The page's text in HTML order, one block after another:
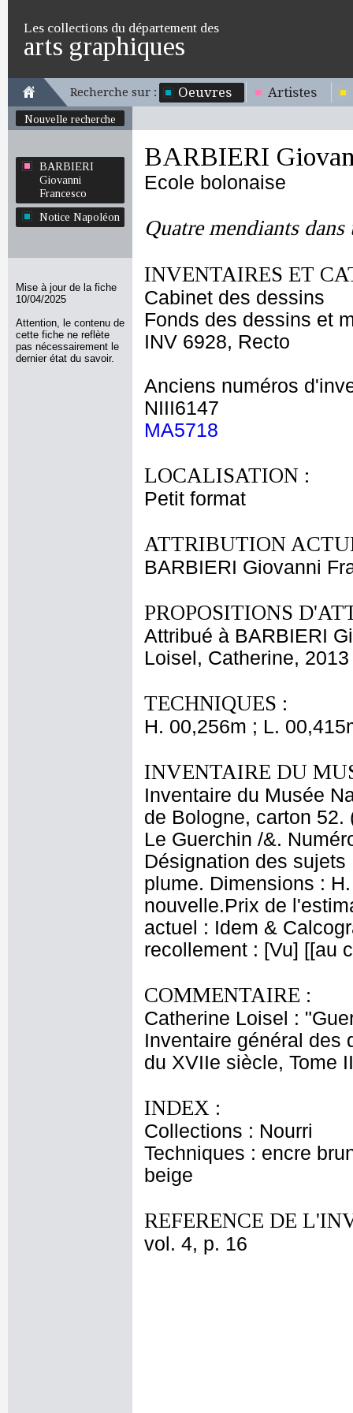
Les collections du département des
arts graphiques
Recherche sur : Oeuvres Artistes
Nouvelle recherche
BARBIERI
Giovanni
Francesco
Notice Napoléon
Mise à jour de la fiche
10/04/2025
Attention, le contenu de
cette fiche ne reflète
pas nécessairement le
dernier état du savoir.
BARBIERI
Ecole bolonaise
Quatre mendiants dans
INVENTAIRES ET
Cabinet des dessins
Fonds des dessins et
INV 6928, Recto
Anciens numéros
NIII6147
MA5718
LOCALISATION :
Petit format
ATTRIBUTION
BARBIERI Giovanni
PROPOSITIONS
Attribué à BARBIERI
Loisel, Catherine, 2013
TECHNIQUES :
H. 00,256m ; L.
INVENTAIRE DU
Inventaire du Musée
de Bologne, carton 52.
Le Guerchin /&.
Désignation des
plume. Dimensions :
nouvelle.Prix de
actuel : Idem &
recollement : [Vu] [[au
COMMENTAIRE :
Catherine Loisel :
Inventaire général des
du XVIIe siècle, Tome
INDEX :
Collections : Nourri
Techniques : encre
beige
REFERENCE DE
vol. 4, p. 16